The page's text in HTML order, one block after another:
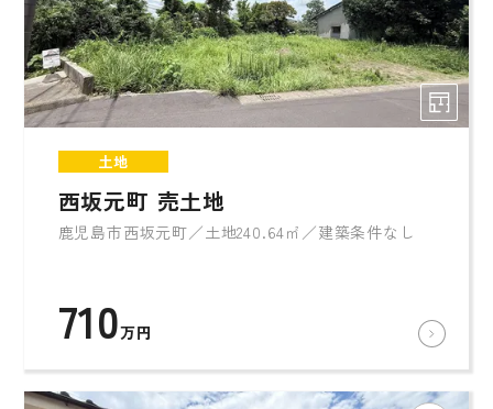
土地
西坂元町 売土地
鹿児島市西坂元町／土地240.64㎡／建築条件なし
710万円